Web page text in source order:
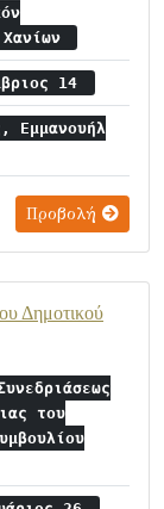
14
Εμμανουήλ
Προβολή
Δημοτικού
του